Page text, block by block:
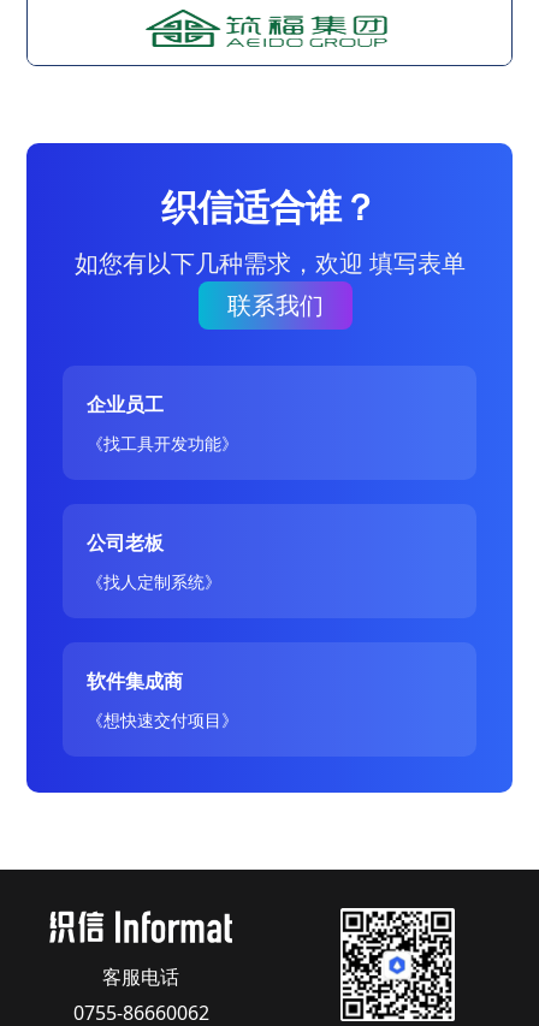
织信适合谁？
如您有以下几种需求，欢迎 填写表单
联系我们
企业员工
《找工具开发功能》
公司老板
《找人定制系统》
软件集成商
《想快速交付项目》
客服电话
0755-86660062